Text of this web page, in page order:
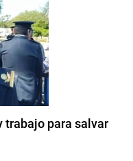
trabajo para salvar